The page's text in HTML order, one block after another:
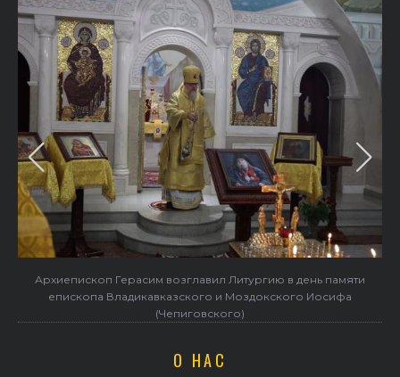
Архиепископ Герасим возглавил Литургию в день памяти
епископа Владикавказского и Моздокского Иосифа
(Чепиговского)
О НАС